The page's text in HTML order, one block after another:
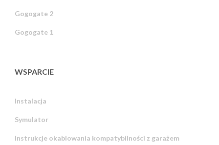
Gogogate 2
Gogogate 1
WSPARCIE
Instalacja
Symulator
Instrukcje okablowania kompatybilności z garażem